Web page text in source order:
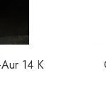
14 K